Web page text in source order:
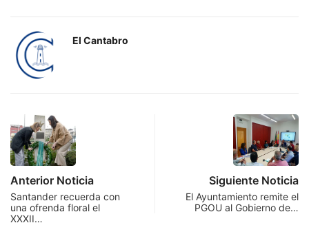
El Cantabro
Anterior Noticia
Santander recuerda con
una ofrenda floral el
XXXII…
Siguiente Noticia
El Ayuntamiento remite el
PGOU al Gobierno de…